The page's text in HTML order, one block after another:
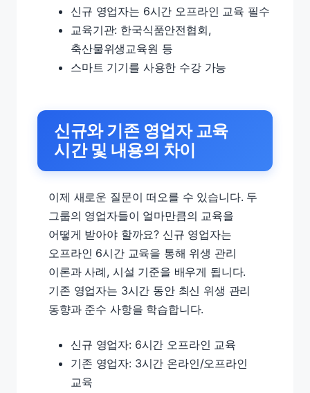
신규 영업자는 6시간 오프라인 교육 필수
교육기관: 한국식품안전협회,
축산물위생교육원 등
스마트 기기를 사용한 수강 가능
신규와 기존 영업자 교육
시간 및 내용의 차이
이제 새로운 질문이 떠오를 수 있습니다. 두
그룹의 영업자들이 얼마만큼의 교육을
어떻게 받아야 할까요? 신규 영업자는
오프라인 6시간 교육을 통해 위생 관리
이론과 사례, 시설 기준을 배우게 됩니다.
기존 영업자는 3시간 동안 최신 위생 관리
동향과 준수 사항을 학습합니다.
신규 영업자: 6시간 오프라인 교육
기존 영업자: 3시간 온라인/오프라인
교육